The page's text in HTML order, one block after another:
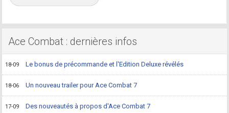
Ace Combat : dernières infos
18-09 Le bonus de précommande et l'Edition Deluxe révélés
18-06 Un nouveau trailer pour Ace Combat 7
17-09 Des nouveautés à propos d'Ace Combat 7